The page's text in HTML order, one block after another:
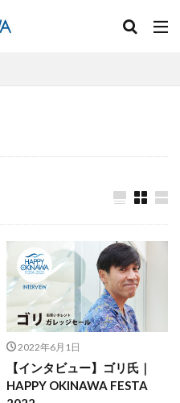
2022年6月1日
【インタビュー】ゴリ氏｜
HAPPY OKINAWA FESTA